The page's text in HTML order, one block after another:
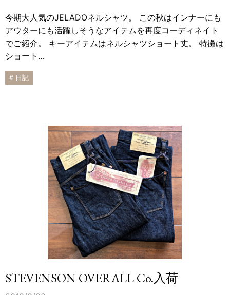
今期大人気のJELADOネルシャツ。 この秋はインナーにも
アウターにも活躍しそうなアイテムを再度コーディネイト
でご紹介。 キーアイテムはネルシャツショート丈。 特徴は
ショート…
# 日記
STEVENSON OVERALL Co.入荷